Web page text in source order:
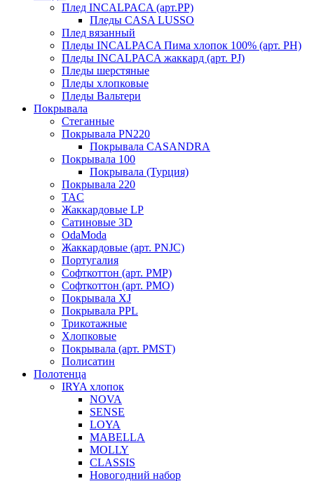
Плед INCALPACA (арт.PP)
Пледы CASA LUSSO
Плед вязанный
Пледы INCALPACA Пима хлопок 100% (арт. PH)
Пледы INCALPACA жаккард (арт. PJ)
Пледы шерстяные
Пледы хлопковые
Пледы Вальтери
Покрывала
Стеганные
Покрывала PN220
Покрывала CASANDRA
Покрывала 100
Покрывала (Турция)
Покрывала 220
TAC
Жаккардовые LP
Сатиновые 3D
OdaModa
Жаккардовые (арт. PNJC)
Португалия
Софткоттон (арт. PMP)
Софткоттон (арт. PMO)
Покрывала XJ
Покрывала PPL
Трикотажные
Хлопковые
Покрывала (арт. PMST)
Полисатин
Полотенца
IRYA хлопок
NOVA
SENSE
LOYA
MABELLA
MOLLY
CLASSIS
Новогодний набор